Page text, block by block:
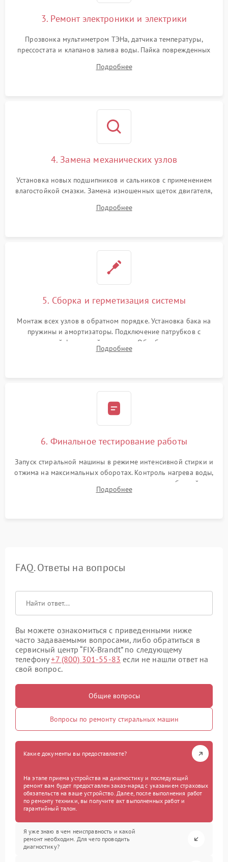
3. Ремонт электроники и электрики
Прозвонка мультиметром ТЭНа, датчика температуры,
прессостата и клапанов залива воды. Пайка поврежденных
Восстановление целостности проводки и контактов.
Подробнее
4. Замена механических узлов
Установка новых подшипников и сальников с применением
влагостойкой смазки. Замена изношенных щеток двигателя,
или поврежденной резиновой манжеты.
Подробнее
5. Сборка и герметизация системы
Монтаж всех узлов в обратном порядке. Установка бака на
пружины и амортизаторы. Подключение патрубков с
надежной фиксацией хомутами. Обработка стыков
герметиком для предотвращения возможных протечек воды.
Подробнее
6. Финальное тестирование работы
Запуск стиральной машины в режиме интенсивной стирки и
отжима на максимальных оборотах. Контроль нагрева воды,
корректности слива, отсутствия излишних вибраций,
посторонних стуков и протечек под корпусом.
Подробнее
FAQ. Ответы на вопросы
Вы можете ознакомиться с приведенными ниже
часто задаваемыми вопросами, либо обратиться в
сервисный центр “FIX-Brandt” по следующему
телефону+7 (800) 301-55-83 если не нашли ответ на
свой вопрос.
Общие вопросы
Вопросы по ремонту стиральных машин
Какие документы вы предоставляете?
На этапе приема устройства на диагностику и последующий
ремонт вам будет предоставлен заказ-наряд с указанием страховых
обязательств на ваше устройство. Далее, после выполнения работ
по ремонту техники, вы получите акт выполненных работ и
гарантийный талон.
Я уже знаю в чем неисправность и какой
ремонт необходим. Для чего проводить
диагностику?